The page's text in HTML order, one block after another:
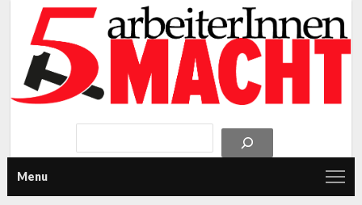
Menu